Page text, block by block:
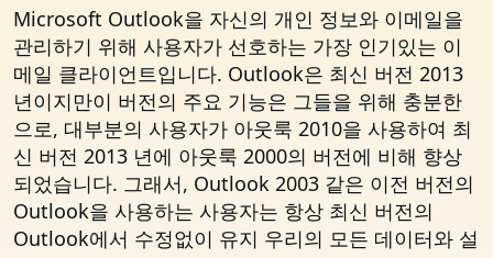
Microsoft Outlook을 자신의 개인 정보와 이메일을
관리하기 위해 사용자가 선호하는 가장 인기있는 이
메일 클라이언트입니다. Outlook은 최신 버전 2013
년이지만이 버전의 주요 기능은 그들을 위해 충분한
으로, 대부분의 사용자가 아웃룩 2010을 사용하여 최
신 버전 2013 년에 아웃룩 2000의 버전에 비해 향상
되었습니다. 그래서, Outlook 2003 같은 이전 버전의
Outlook을 사용하는 사용자는 항상 최신 버전의
Outlook에서 수정없이 유지 우리의 모든 데이터와 설